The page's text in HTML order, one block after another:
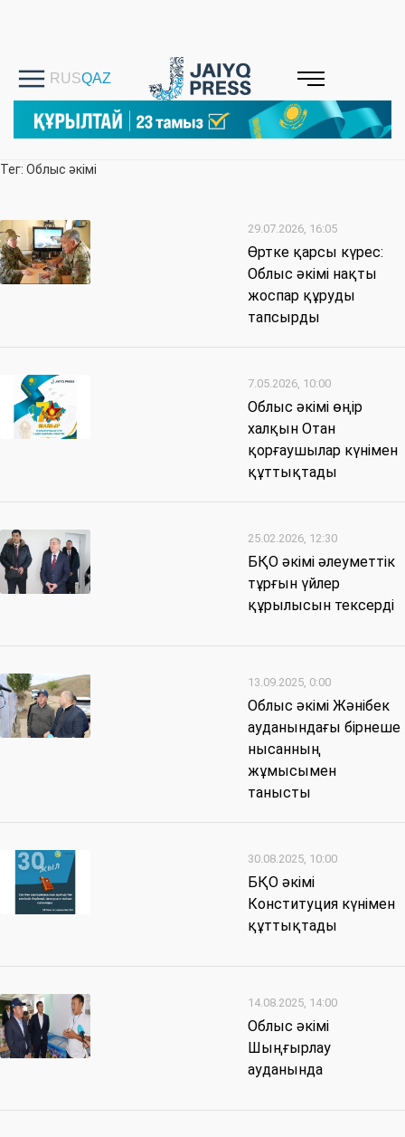
Тег: Облыс әкімі
29.07.2026, 16:05
Өртке қарсы күрес:
Облыс әкімі нақты
жоспар құруды
тапсырды
7.05.2026, 10:00
Облыс әкімі өңір
халқын Отан
қорғаушылар күнімен
құттықтады
25.02.2026, 12:30
БҚО әкімі әлеуметтік
тұрғын үйлер
құрылысын тексерді
13.09.2025, 0:00
Облыс әкімі Жәнібек
ауданындағы бірнеше
нысанның
жұмысымен
танысты
30.08.2025, 10:00
БҚО әкімі
Конституция күнімен
құттықтады
14.08.2025, 14:00
Облыс әкімі
Шыңғырлау
ауданында